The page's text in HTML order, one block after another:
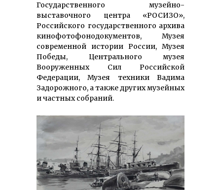
Государственного музейно-
выставочного центра «РОСИЗО»,
Российского государственного архива
кинофотофонодокументов, Музея
современной истории России, Музея
Победы, Центрального музея
Вооруженных Сил Российской
Федерации, Музея техники Вадима
Задорожного, а также других музейных
и частных собраний.